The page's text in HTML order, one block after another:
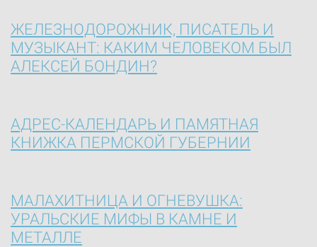
ЖЕЛЕЗНОДОРОЖНИК, ПИСАТЕЛЬ И
МУЗЫКАНТ: КАКИМ ЧЕЛОВЕКОМ БЫЛ
АЛЕКСЕЙ БОНДИН?
АДРЕС-КАЛЕНДАРЬ И ПАМЯТНАЯ
КНИЖКА ПЕРМСКОЙ ГУБЕРНИИ
МАЛАХИТНИЦА И ОГНЕВУШКА:
УРАЛЬСКИЕ МИФЫ В КАМНЕ И
МЕТАЛЛЕ